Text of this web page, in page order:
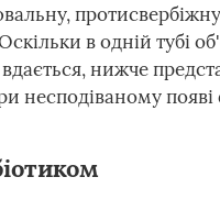
в одній тубі
нижче
несподіваному появі